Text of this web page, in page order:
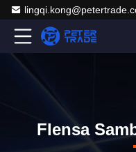
Flensa